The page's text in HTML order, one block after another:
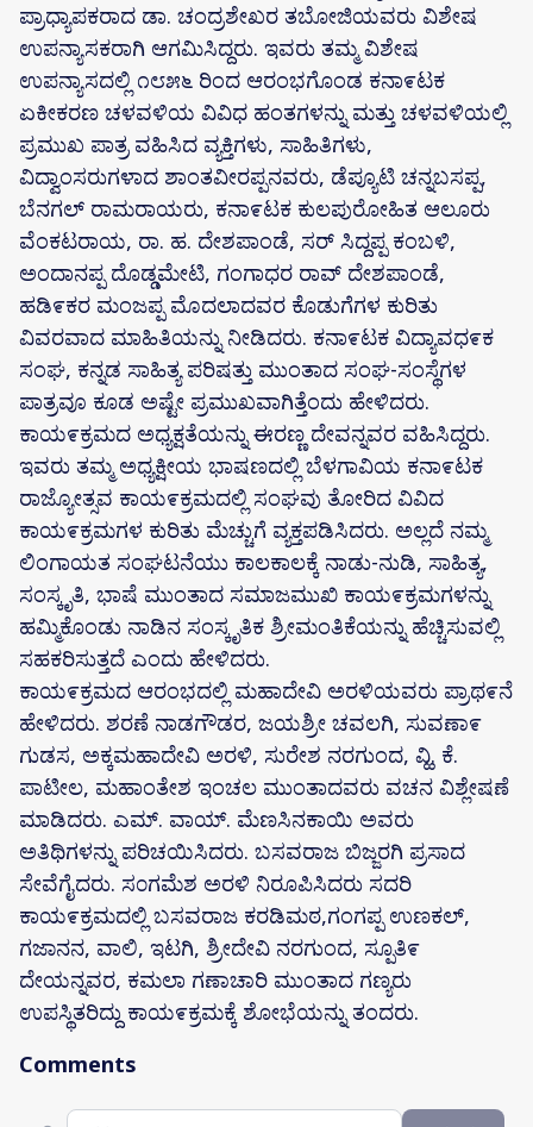
ಪ್ರಾಧ್ಯಾಪಕರಾದ ಡಾ. ಚಂದ್ರಶೇಖರ ತಬೋಜಿಯವರು ವಿಶೇಷ
ಉಪನ್ಯಾಸಕರಾಗಿ ಆಗಮಿಸಿದ್ದರು. ಇವರು ತಮ್ಮ ವಿಶೇಷ
ಉಪನ್ಯಾಸದಲ್ಲಿ ೧೮೫೬ ರಿಂದ ಆರಂಭಗೊಂಡ ಕನಾ೯ಟಕ
ಏಕೀಕರಣ ಚಳವಳಿಯ ವಿವಿಧ ಹಂತಗಳನ್ನು ಮತ್ತು ಚಳವಳಿಯಲ್ಲಿ
ಪ್ರಮುಖ ಪಾತ್ರ ವಹಿಸಿದ ವ್ಯಕ್ತಿಗಳು, ಸಾಹಿತಿಗಳು,
ವಿದ್ವಾಂಸರುಗಳಾದ ಶಾಂತವೀರಪ್ಪನವರು, ಡೆಪ್ಯೂಟಿ ಚನ್ನಬಸಪ್ಪ,
ಬೆನಗಲ್‌ ರಾಮರಾಯರು, ಕನಾ೯ಟಕ ಕುಲಪುರೋಹಿತ ಆಲೂರು
ವೆಂಕಟರಾಯ, ರಾ. ಹ. ದೇಶಪಾಂಡೆ, ಸರ್‌ ಸಿದ್ದಪ್ಪ ಕಂಬಳಿ,
ಅಂದಾನಪ್ಪ ದೊಡ್ಡಮೇಟಿ, ಗಂಗಾಧರ ರಾವ್‌ ದೇಶಪಾಂಡೆ,
ಹಡಿ೯ಕರ ಮಂಜಪ್ಪ ಮೊದಲಾದವರ ಕೊಡುಗೆಗಳ ಕುರಿತು
ವಿವರವಾದ ಮಾಹಿತಿಯನ್ನು ನೀಡಿದರು. ಕನಾ೯ಟಕ ವಿದ್ಯಾವಧ೯ಕ
ಸಂಘ, ಕನ್ನಡ ಸಾಹಿತ್ಯ ಪರಿಷತ್ತು ಮುಂತಾದ ಸಂಘ-ಸಂಸ್ಥೆಗಳ
ಪಾತ್ರವೂ ಕೂಡ ಅಷ್ಟೇ ಪ್ರಮುಖವಾಗಿತ್ತೆಂದು ಹೇಳಿದರು.
ಕಾಯ೯ಕ್ರಮದ ಅಧ್ಯಕ್ಷತೆಯನ್ನು ಈರಣ್ಣ ದೇವನ್ನವರ ವಹಿಸಿದ್ದರು.
ಇವರು ತಮ್ಮ ಅಧ್ಯಕ್ಷೀಯ ಭಾಷಣದಲ್ಲಿ ಬೆಳಗಾವಿಯ ಕನಾ೯ಟಕ
ರಾಜ್ಯೋತ್ಸವ ಕಾಯ೯ಕ್ರಮದಲ್ಲಿ ಸಂಘವು ತೋರಿದ ವಿವಿದ
ಕಾಯ೯ಕ್ರಮಗಳ ಕುರಿತು ಮೆಚ್ಚುಗೆ ವ್ಯಕ್ತಪಡಿಸಿದರು. ಅಲ್ಲದೆ ನಮ್ಮ
ಲಿಂಗಾಯತ ಸಂಘಟನೆಯು ಕಾಲಕಾಲಕ್ಕೆ ನಾಡು-ನುಡಿ, ಸಾಹಿತ್ಯ,
ಸಂಸ್ಕೃತಿ, ಭಾಷೆ ಮುಂತಾದ ಸಮಾಜಮುಖಿ ಕಾಯ೯ಕ್ರಮಗಳನ್ನು
ಹಮ್ಮಿಕೊಂಡು ನಾಡಿನ ಸಂಸ್ಕೃತಿಕ ಶ್ರೀಮಂತಿಕೆಯನ್ನು ಹೆಚ್ಚಿಸುವಲ್ಲಿ
ಸಹಕರಿಸುತ್ತದೆ ಎಂದು ಹೇಳಿದರು.
ಕಾಯ೯ಕ್ರಮದ ಆರಂಭದಲ್ಲಿ ಮಹಾದೇವಿ ಅರಳಿಯವರು ಪ್ರಾಥ೯ನೆ
ಹೇಳಿದರು. ಶರಣೆ ನಾಡಗೌಡರ, ಜಯಶ್ರೀ ಚವಲಗಿ, ಸುವಣಾ೯
ಗುಡಸ, ಅಕ್ಕಮಹಾದೇವಿ ಅರಳಿ, ಸುರೇಶ ನರಗುಂದ, ವ್ಹಿ. ಕೆ.
ಪಾಟೀಲ, ಮಹಾಂತೇಶ ಇಂಚಲ ಮುಂತಾದವರು ವಚನ ವಿಶ್ಲೇಷಣೆ
ಮಾಡಿದರು. ಎಮ್. ವಾಯ್. ಮೆಣಸಿನಕಾಯಿ ಅವರು
ಅತಿಥಿಗಳನ್ನು ಪರಿಚಯಿಸಿದರು. ಬಸವರಾಜ ಬಿಜ್ಜರಗಿ ಪ್ರಸಾದ
ಸೇವೆಗೈದರು. ಸ೦ಗಮೆಶ ಅರಳಿ ನಿರೂಪಿಸಿದರು ಸದರಿ
ಕಾಯ೯ಕ್ರಮದಲ್ಲಿ ಬಸವರಾಜ ಕರಡಿಮಠ,ಗಂಗಪ್ಪ ಉಣಕಲ್‌,
ಗಜಾನನ, ವಾಲಿ, ಇಟಗಿ, ಶ್ರೀದೇವಿ ನರಗುಂದ, ಸ್ಪೂತಿ೯
ದೇಯನ್ನವರ, ಕಮಲಾ ಗಣಾಚಾರಿ ಮುಂತಾದ ಗಣ್ಯರು
ಉಪಸ್ಥಿತರಿದ್ದು ಕಾಯ೯ಕ್ರಮಕ್ಕೆ ಶೋಭೆಯನ್ನು ತಂದರು.
Comments